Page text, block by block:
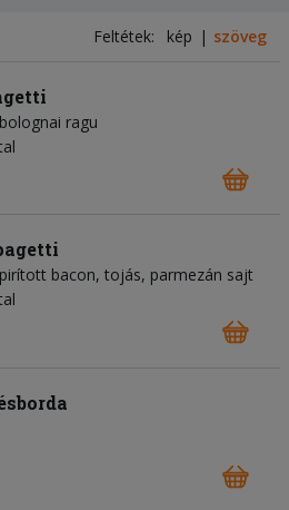
Feltétek: kép szöveg
bolognai ragu
pirított bacon tojás parmezán sajt